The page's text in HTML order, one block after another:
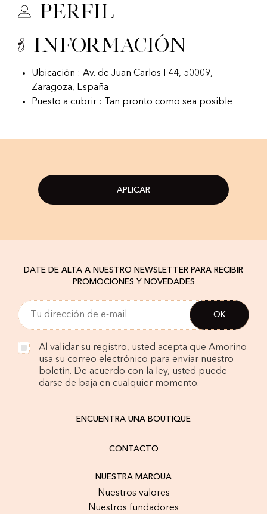
Perfil
Información
Ubicación : Av. de Juan Carlos I 44, 50009,
Zaragoza, España
Puesto a cubrir : Tan pronto como sea posible
APLICAR
DATE DE ALTA A NUESTRO NEWSLETTER PARA RECIBIR
PROMOCIONES Y NOVEDADES
Al validar su registro, usted acepta que Amorino
usa su correo electrónico para enviar nuestro
boletín. De acuerdo con la ley, usted puede
darse de baja en cualquier momento.
ENCUENTRA UNA BOUTIQUE
CONTACTO
NUESTRA MARQUA
Nuestros valores
Nuestros fundadores